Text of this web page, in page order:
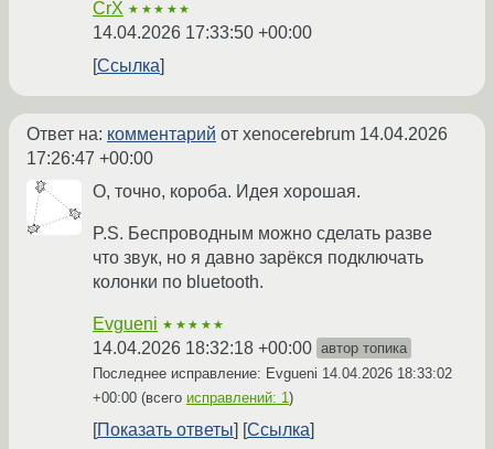
CrX ★★★★★
14.04.2026 17:33:50 +00:00
Ссылка
Ответ на: комментарий от xenocerebrum 14.04.2026
17:26:47 +00:00
О, точно, короба. Идея хорошая.
P.S. Беспроводным можно сделать разве
что звук, но я давно зарёкся подключать
колонки по bluetooth.
Evgueni ★★★★★
14.04.2026 18:32:18 +00:00 автор топика
Последнее исправление: Evgueni 14.04.2026 18:33:02
+00:00 (всего исправлений: 1)
Показать ответы Ссылка